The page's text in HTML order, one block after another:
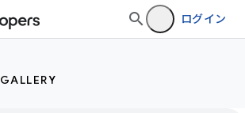
ログイン
GALLERY